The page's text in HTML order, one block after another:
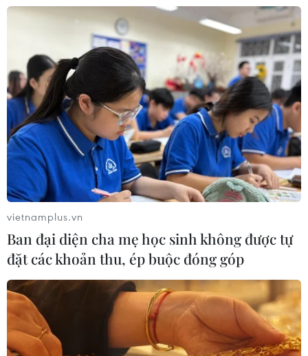
vietnamplus.vn
Ban đại diện cha mẹ học sinh không được tự
đặt các khoản thu, ép buộc đóng góp